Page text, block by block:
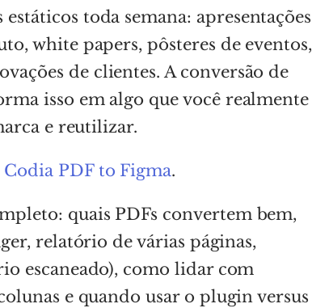
toda semana: apresentações
white papers, pôsteres de eventos,
de clientes. A conversão de
isso em algo que você realmente
e reutilizar.
Codia PDF to Figma.
quais PDFs convertem bem,
relatório de várias páginas,
escaneado), como lidar com
e quando usar o plugin versus